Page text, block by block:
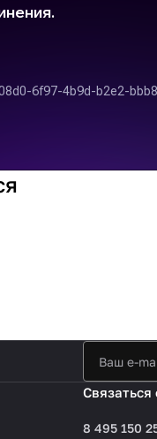
Связаться
8 495 150